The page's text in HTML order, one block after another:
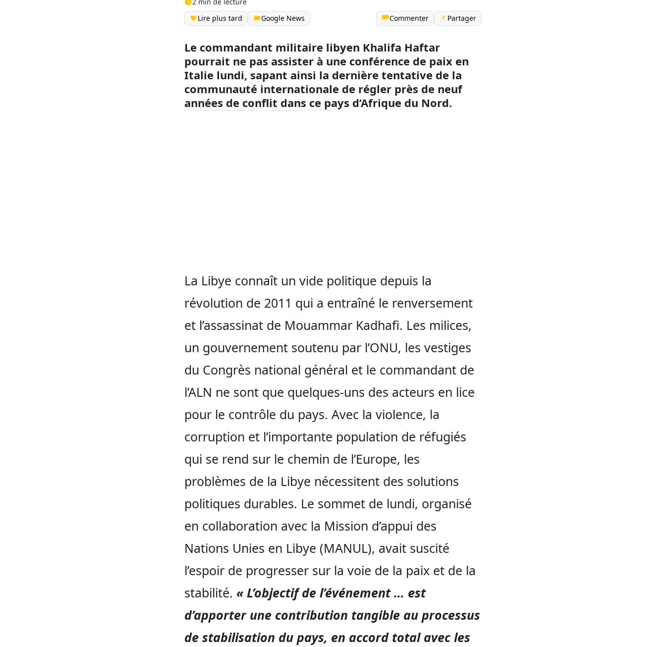
Lire plus tard
Google News Commenter Partager
Le commandant militaire libyen Khalifa Haftar
pourrait ne pas assister à une conférence de paix en
Italie lundi, sapant ainsi la dernière tentative de la
communauté internationale de régler près de neuf
années de conflit dans ce pays d’Afrique du Nord.
La Libye connaît un vide politique depuis la
révolution de 2011 qui a entraîné le renversement
et l’assassinat de Mouammar Kadhafi. Les milices,
un gouvernement soutenu par l’ONU, les vestiges
du Congrès national général et le commandant de
l’ALN ne sont que quelques-uns des acteurs en lice
pour le contrôle du pays. Avec la violence, la
corruption et l’importante population de réfugiés
qui se rend sur le chemin de l’Europe, les
problèmes de la Libye nécessitent des solutions
politiques durables. Le sommet de lundi, organisé
en collaboration avec la Mission d’appui des
Nations Unies en Libye (MANUL), avait suscité
l’espoir de progresser sur la voie de la paix et de la
stabilité. « L’objectif de l’événement … est
d’apporter une contribution tangible au processus
de stabilisation du pays, en accord total avec les